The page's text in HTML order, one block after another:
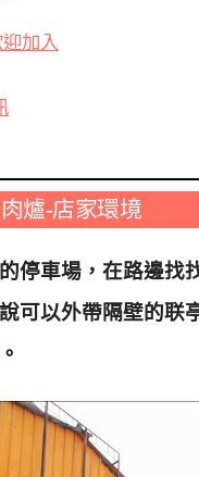
加入
爐-店家環境
停車場，在路邊找
可以外帶隔壁的联
。